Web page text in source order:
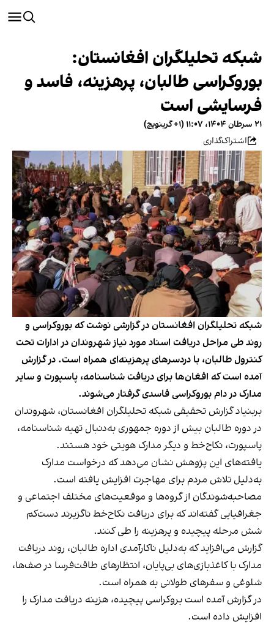
شبکه تحلیلگران افغانستان:
بوروکراسی طالبان، پرهزینه، فاسد و
فرسایشی است
۲۱ سرطان ۱۴۰۴، ۱۱:۰۷ (‎+۱ گرینویچ)
اشتراک‌گذاری
شبکه تحلیلگران افغانستان در گزارشی نوشت که بوروکراسی و
روند طی مراحل دریافت اسناد مورد نیاز شهروندان در ادارات تحت
کنترول طالبان، با دردسرهای پرهزینه‌ای همراه است. در گزارش
آمده است که افغان‌ها برای دریافت شناسنامه، پاسپورت و سایر
مدارک در دام بوروکراسی فاسدی گرفتار می‌شوند.
بربنیاد گزارش تحقیقی شبکه تحلیلگران افغانستان، شهروندان
در دوره طالبان بیش از دوره جمهوری به‌دنبال تهیه شناسنامه،
پاسپورت، نکاح‌خط و دیگر مدارک هویتی خود هستند.
یافته‌های این پژوهش نشان می‌دهد که درخواست مدارک
به‌دلیل تلاش مردم برای مهاجرت افزایش یافته است.
مصاحبه‌شوندگان از گروه‌ها و موقعیت‌های مختلف اجتماعی و
جغرافیایی گفته‌اند که برای دریافت نکاح‌خط ناگزیرند دست‌کم
شش مرحله پیچیده و پرهزینه را طی کنند.
گزارش می‌افزاید که به‌دلیل ناکارآمدی اداره طالبان، روند دریافت
مدارک با کاغذبازی‌های بی‌پایان، انتظارهای طاقت‌فرسا در صف‌ها،
شلوغی و سفرهای طولانی به همراه است.
در گزارش آمده است بروکراسی پیچیده، هزینه دریافت مدارک را
افزایش داده است.